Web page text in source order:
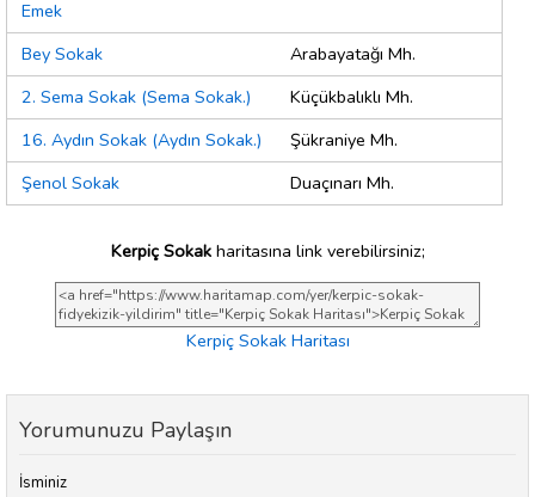
Emek
Bey Sokak
Arabayatağı Mh.
2. Sema Sokak (Sema Sokak.)
Küçükbalıklı Mh.
16. Aydın Sokak (Aydın Sokak.)
Şükraniye Mh.
Şenol Sokak
Duaçınarı Mh.
Kerpiç Sokakharitasına link verebilirsiniz;
Kerpiç Sokak Haritası
Yorumunuzu Paylaşın
İsminiz